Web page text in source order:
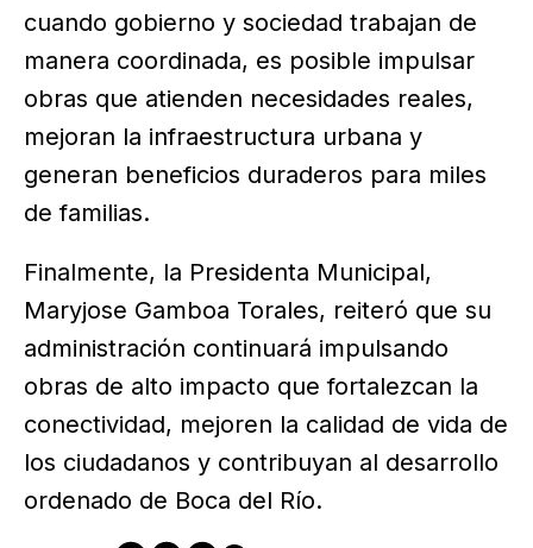
cuando gobierno y sociedad trabajan de
manera coordinada, es posible impulsar
obras que atienden necesidades reales,
mejoran la infraestructura urbana y
generan beneficios duraderos para miles
de familias.
Finalmente, la Presidenta Municipal,
Maryjose Gamboa Torales, reiteró que su
administración continuará impulsando
obras de alto impacto que fortalezcan la
conectividad, mejoren la calidad de vida de
los ciudadanos y contribuyan al desarrollo
ordenado de Boca del Río.